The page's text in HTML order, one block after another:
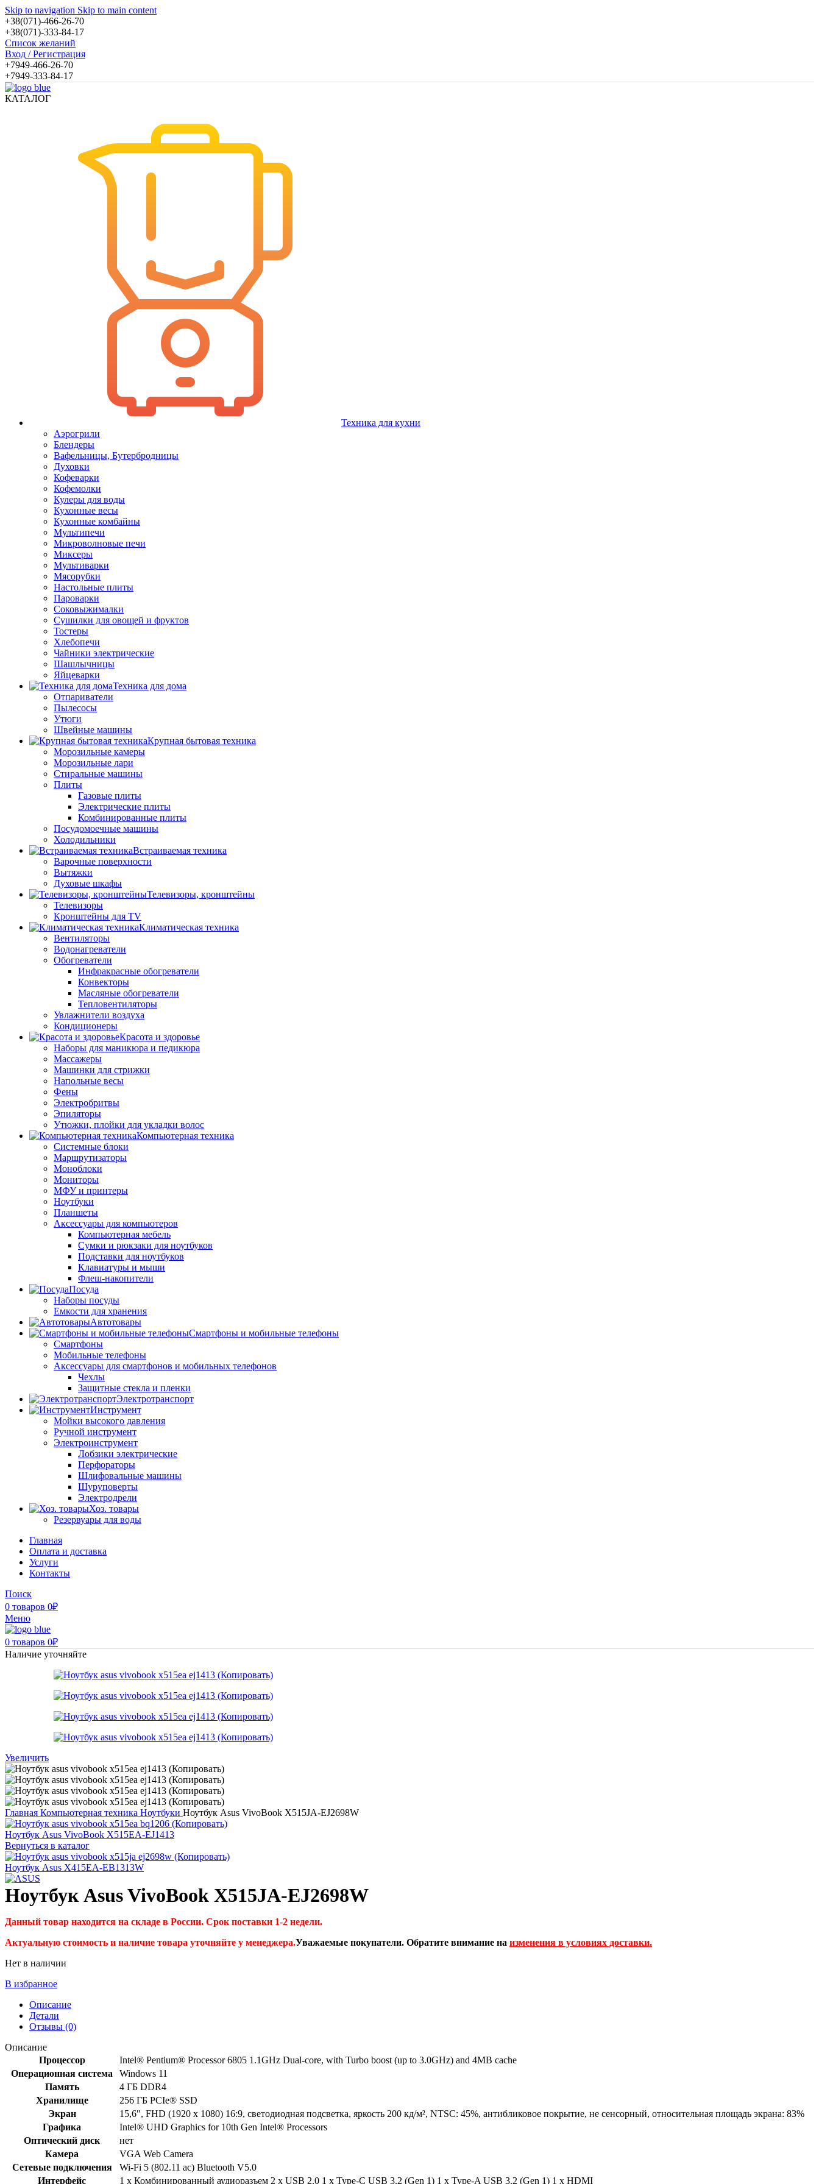
Skip to navigation Skip to main content
+38(071)-466-26-70
+38(071)-333-84-17
Список желаний
Вход / Регистрация
+7949-466-26-70
+7949-333-84-17
КАТАЛОГ
Техника для кухни
Аэрогрили
Блендеры
Вафельницы, Бутербродницы
Духовки
Кофеварки
Кофемолки
Кулеры для воды
Кухонные весы
Кухонные комбайны
Мультипечи
Микроволновые печи
Миксеры
Мультиварки
Мясорубки
Настольные плиты
Пароварки
Соковыжималки
Сушилки для овощей и фруктов
Тостеры
Хлебопечи
Чайники электрические
Шашлычницы
Яйцеварки
Техника для дома
Отпариватели
Пылесосы
Утюги
Швейные машины
Крупная бытовая техника
Морозильные камеры
Морозильные лари
Стиральные машины
Плиты
Газовые плиты
Электрические плиты
Комбинированные плиты
Посудомоечные машины
Холодильники
Встраиваемая техника
Варочные поверхности
Вытяжки
Духовые шкафы
Телевизоры, кронштейны
Телевизоры
Кронштейны для TV
Климатическая техника
Вентиляторы
Водонагреватели
Обогреватели
Инфракрасные обогреватели
Конвекторы
Масляные обогреватели
Тепловентиляторы
Увлажнители воздуха
Кондиционеры
Красота и здоровье
Наборы для маникюра и педикюра
Массажеры
Машинки для стрижки
Напольные весы
Фены
Электробритвы
Эпиляторы
Утюжки, плойки для укладки волос
Компьютерная техника
Системные блоки
Маршрутизаторы
Моноблоки
Мониторы
МФУ и принтеры
Ноутбуки
Планшеты
Аксессуары для компьютеров
Компьютерная мебель
Сумки и рюкзаки для ноутбуков
Подставки для ноутбуков
Клавиатуры и мыши
Флеш-накопители
Посуда
Наборы посуды
Емкости для хранения
Автотовары
Смартфоны и мобильные телефоны
Смартфоны
Мобильные телефоны
Аксессуары для смартфонов и мобильных телефонов
Чехлы
Защитные стекла и пленки
Электротранспорт
Инструмент
Мойки высокого давления
Ручной инструмент
Электроинструмент
Лобзики электрические
Перфораторы
Шлифовальные машины
Шуруповерты
Электродрели
Хоз. товары
Резервуары для воды
Главная
Оплата и доставка
Услуги
Контакты
Поиск
0 товаров 0₽
Меню
0 товаров 0₽
Наличие уточняйте
Увеличить
Главная Компьютерная техника Ноутбуки Ноутбук Asus VivoBook X515JA-EJ2698W
Ноутбук Asus VivoBook X515EA-EJ1413
Вернуться в каталог
Ноутбук Asus X415EA-EB1313W
Ноутбук Asus VivoBook X515JA-EJ2698W
Данный товар находится на складе в России. Срок поставки 1-2 недели.
Актуальную стоимость и наличие товара уточняйте у менеджера.Уважаемые покупатели. Обратите внимание на изменения в условиях доставки.
Нет в наличии
В избранное
Описание
Детали
Отзывы (0)
Описание
Процессор
Intel® Pentium® Processor 6805 1.1GHz Dual-core, with Turbo boost (up to 3.0GHz) and 4MB cache
Операционная система
Windows 11
Память
4 ГБ DDR4
Хранилище
256 ГБ PCIe® SSD
Экран
15,6″, FHD (1920 x 1080) 16:9, светодиодная подсветка, яркость 200 кд/м², NTSC: 45%, антибликовое покрытие, не сенсорный, относительная площадь экрана: 83%
Графика
Intel® UHD Graphics for 10th Gen Intel® Processors
Оптический диск
нет
Камера
VGA Web Camera
Сетевые подключения
Wi-Fi 5 (802.11 ac) Bluetooth V5.0
Интерфейс
1 x Комбинированный аудиоразъем 2 x USB 2.0 1 x Type-C USB 3.2 (Gen 1) 1 x Type-A USB 3.2 (Gen 1) 1 x HDMI